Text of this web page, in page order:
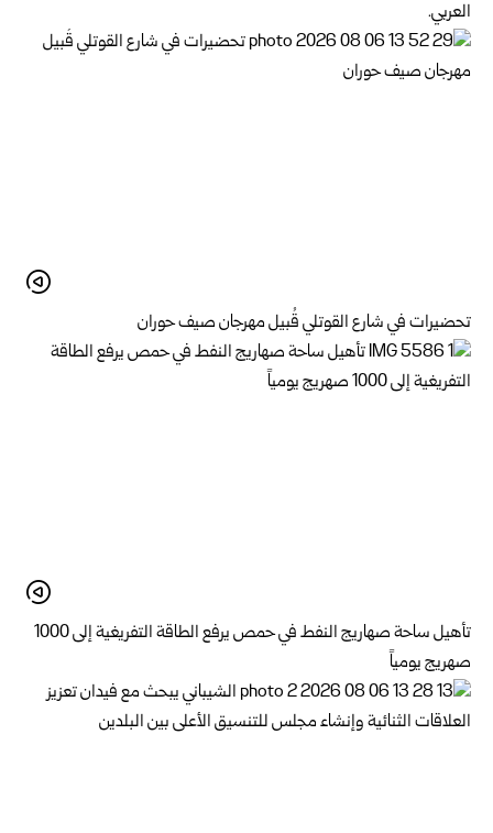
العربي.
تحضيرات في شارع القوتلي قُبيل مهرجان صيف حوران
تأهيل ساحة صهاريج النفط في حمص يرفع الطاقة التفريغية إلى 1000
صهريج يومياً